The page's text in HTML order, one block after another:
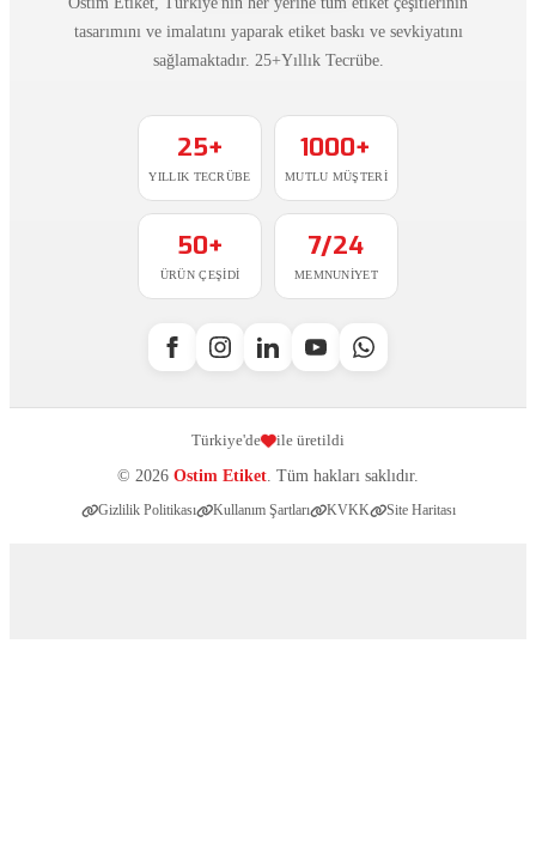
tasarımını ve imalatını yaparak etiket baskı ve sevkiyatını
sağlamaktadır. 25+Yıllık Tecrübe.
25+
YILLIK TECRÜBE
1000+
MUTLU MÜŞTERI
50+
ÜRÜN ÇEŞIDI
7/24
MEMNUNIYET
© 2026 Ostim Etiket . Tüm hakları saklıdır.
Türkiye'de ile üretildi
Gizlilik Politikası Kullanım Şartları KVKK Site Haritası